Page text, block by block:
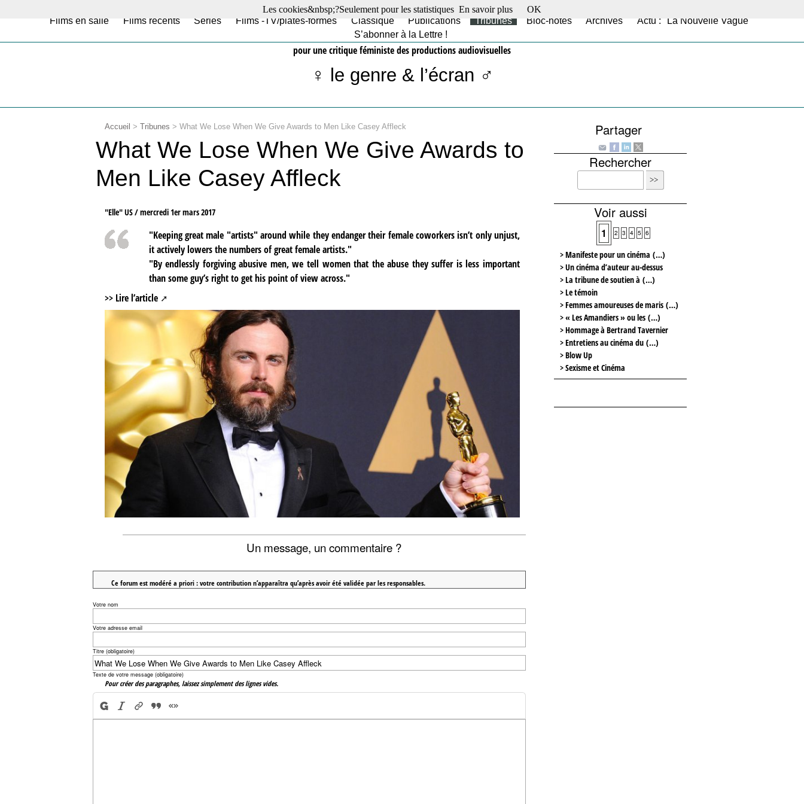
Films en salle Films récents Séries Films -TV/plates-formes Classique Publications Tribunes Bloc-notes Archives
Actu : "La Nouvelle Vague"
S’abonner à la Lettre !
pour une critique féministe des productions audiovisuelles
♀ le genre & l’écran ♂
Accueil > Tribunes > What We Lose When We Give Awards to Men Like Casey Affleck
What We Lose When We Give Awards to
Men Like Casey Affleck
"Elle" US /mercredi 1er mars 2017
"Keeping great male "artists" around while they endanger their female coworkers isn’t only unjust,
it actively lowers the numbers of great female artists."
"By endlessly forgiving abusive men, we tell women that the abuse they suffer is less important
than some guy’s right to get his point of view across."
>> Lire l’article
Un message, un commentaire ?
Ce forum est modéré a priori : votre contribution n’apparaîtra qu’après avoir été validée par les responsables.
Votre nom
Votre adresse email
Titre (obligatoire)
Texte de votre message (obligatoire)
Pour créer des paragraphes, laissez simplement des lignes vides.
Partager
Rechercher
Voir aussi
1 2 3 4 5 6
> Manifeste pour un cinéma (…)
> Un cinéma d’auteur au-dessus
> La tribune de soutien à (…)
> Le témoin
> Femmes amoureuses de maris (…)
> « Les Amandiers » ou les (…)
> Hommage à Bertrand Tavernier
> Entretiens au cinéma du (…)
> Blow Up
> Sexisme et Cinéma
Les cookies&nbsp;?Seulement pour les statistiques En savoir plus OK